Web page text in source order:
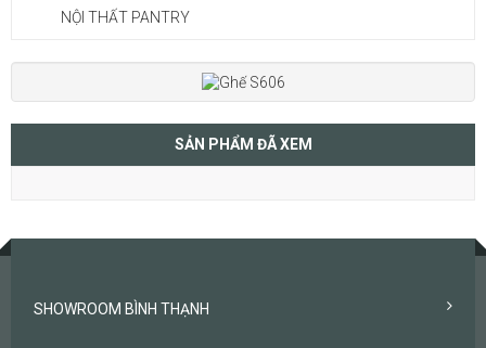
NỘI THẤT PANTRY
SẢN PHẨM ĐÃ XEM
SHOWROOM BÌNH THẠNH